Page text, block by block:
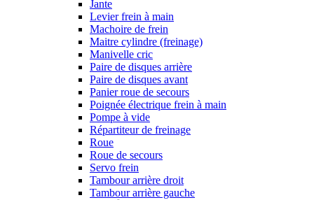
Jante
Levier frein à main
Machoire de frein
Maitre cylindre (freinage)
Manivelle cric
Paire de disques arrière
Paire de disques avant
Panier roue de secours
Poignée électrique frein à main
Pompe à vide
Répartiteur de freinage
Roue
Roue de secours
Servo frein
Tambour arrière droit
Tambour arrière gauche